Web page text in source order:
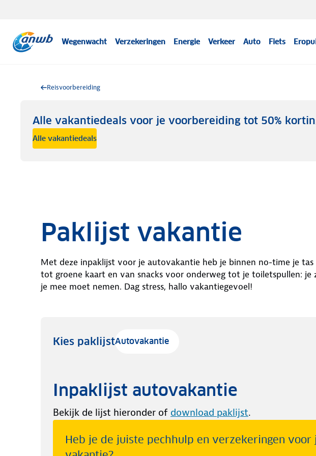
Wegenwacht Verzekeringen Energie Verkeer Auto Fiets
Reisvoorbereiding
Alle vakantiedeals voor je voorbereiding tot 50%
Alle vakantiedeals
Paklijst vakantie
Met deze inpaklijst voor je autovakantie heb je binnen no-time je tas
tot groene kaart en van snacks voor onderweg tot je toiletspullen: je
je mee moet nemen. Dag stress, hallo vakantiegevoel!
Kies paklijstAutovakantie
Inpaklijst autovakantie
Bekijk de lijst hieronder of download paklijst.
Heb je de juiste pechhulp en verzekeringen voor